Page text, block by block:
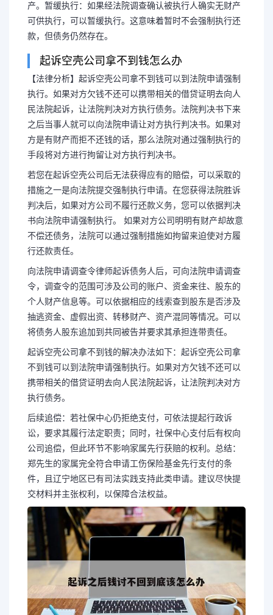
产。暂缓执行：如果经法院调查确认被执行人确实无财产
可供执行，可以暂缓执行。这意味着暂时不会强制执行还
款，但债务仍然存在。
起诉空壳公司拿不到钱怎么办
【法律分析】起诉空壳公司拿不到钱可以到法院申请强制
执行。如果对方欠钱不还可以携带相关的借贷证明去向人
民法院起诉，让法院判决对方执行债务。法院判决书下来
之后当事人就可以向法院申请让对方执行判决书。如果对
方是有财产而拒不还钱的话，那么法院对通过强制执行的
手段将对方进行拘留让对方执行判决书。
若您在起诉空壳公司后无法获得应有的赔偿，可以采取的
措施之一是向法院提交强制执行申请。在您获得法院胜诉
判决后，如果对方公司不履行还款义务，您可以依据判决
书向法院申请强制执行。 如果对方公司明明有财产却故意
不偿还债务，法院可以通过强制措施如拘留来迫使对方履
行还款责任。
向法院申请调查令律师起诉债务人后，可向法院申请调查
令，调查令的范围可涉及公司的账户、资金来往、股东的
个人财产信息等。可以依据相应的线索查到股东是否涉及
抽逃资金、虚假出资、转移财产、资产混同等情况。可以
将债务人股东追加到共同被告并要求其承担连带责任。
起诉空壳公司拿不到钱的解决办法如下：起诉空壳公司拿
不到钱可以到法院申请强制执行。如果对方欠钱不还可以
携带相关的借贷证明去向人民法院起诉，让法院判决对方
执行债务。
后续追偿：若社保中心仍拒绝支付，可依法提起行政诉
讼，要求其履行法定职责；同时，社保中心支付后有权向
公司追偿，但此环节不影响家属先行获赔的权利。总结：
郑先生的家属完全符合申请工伤保险基金先行支付的条
件，且辽宁地区已有司法实践支持此类申请。建议尽快提
交材料并主张权利，以保障合法权益。
长按图片识别二维